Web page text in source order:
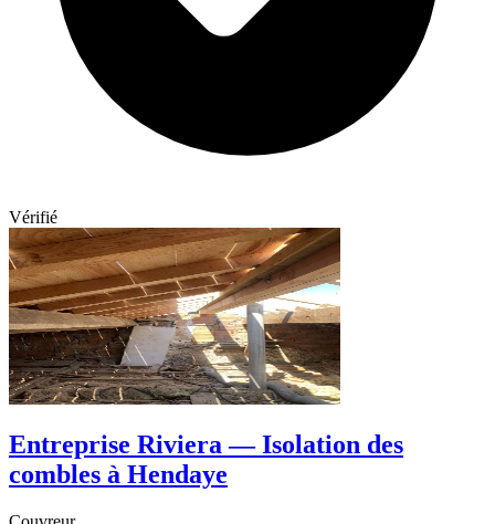
Vérifié
Entreprise Riviera — Isolation des
combles à Hendaye